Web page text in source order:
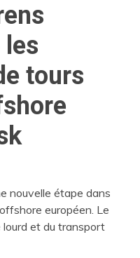
les
tours
nouvelle étape dans
européen. Le
lourd et du transport